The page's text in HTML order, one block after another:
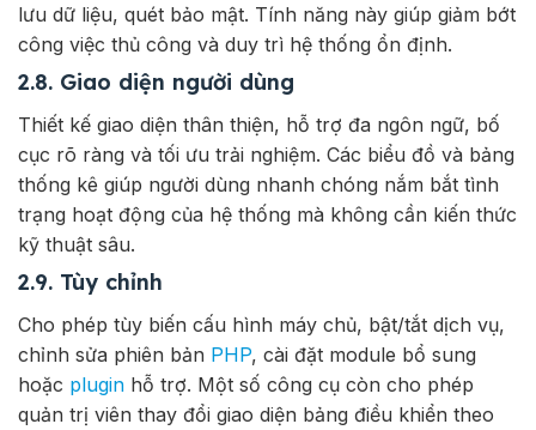
lưu dữ liệu, quét bảo mật. Tính năng này giúp giảm bớt
công việc thủ công và duy trì hệ thống ổn định.
2.8. Giao diện người dùng
Thiết kế giao diện thân thiện, hỗ trợ đa ngôn ngữ, bố
cục rõ ràng và tối ưu trải nghiệm. Các biểu đồ và bảng
thống kê giúp người dùng nhanh chóng nắm bắt tình
trạng hoạt động của hệ thống mà không cần kiến thức
kỹ thuật sâu.
2.9. Tùy chỉnh
Cho phép tùy biến cấu hình máy chủ, bật/tắt dịch vụ,
chỉnh sửa phiên bản PHP, cài đặt module bổ sung
hoặc plugin hỗ trợ. Một số công cụ còn cho phép
quản trị viên thay đổi giao diện bảng điều khiển theo